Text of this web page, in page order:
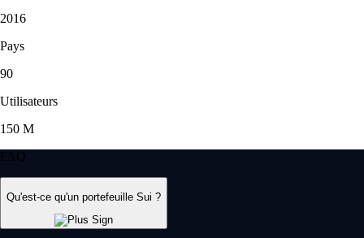
2016
Pays
90
Utilisateurs
150 M
FAQ
Qu'est-ce qu'un portefeuille Sui ?